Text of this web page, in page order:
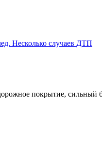
Несколько случаев ДТП
покрытие, сильный